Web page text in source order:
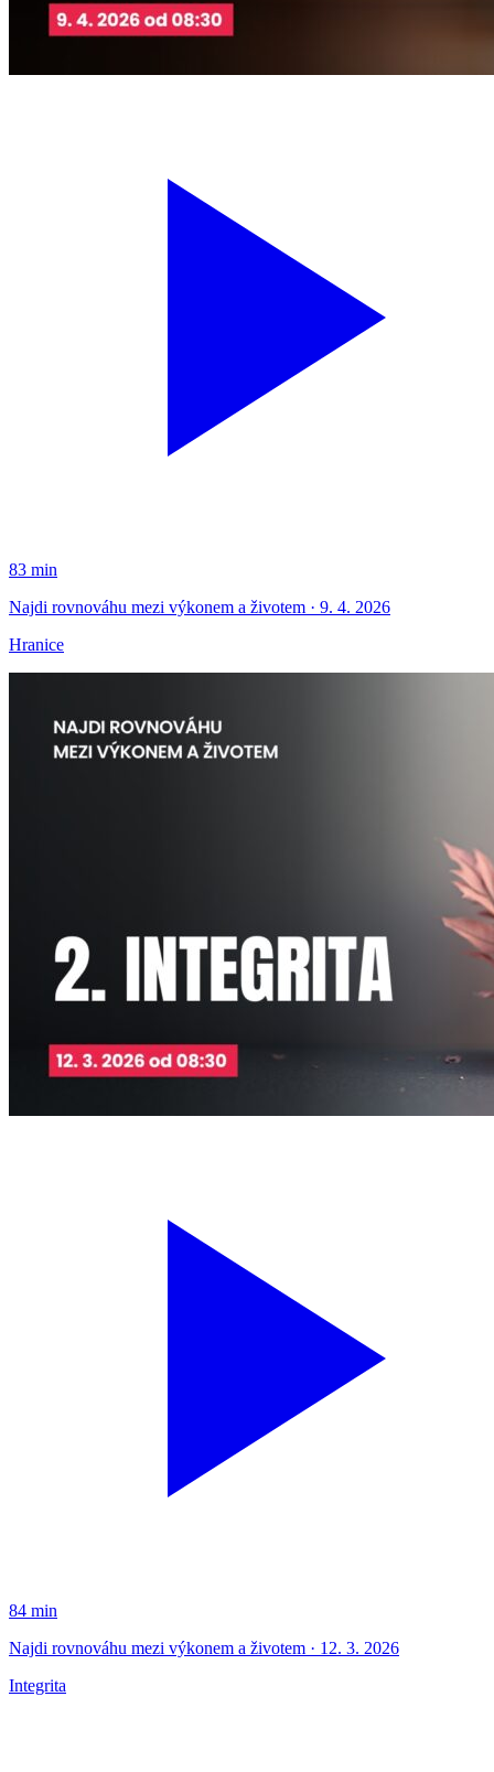
83 min
Najdi rovnováhu mezi výkonem a životem · 9. 4. 2026
Hranice
84 min
Najdi rovnováhu mezi výkonem a životem · 12. 3. 2026
Integrita